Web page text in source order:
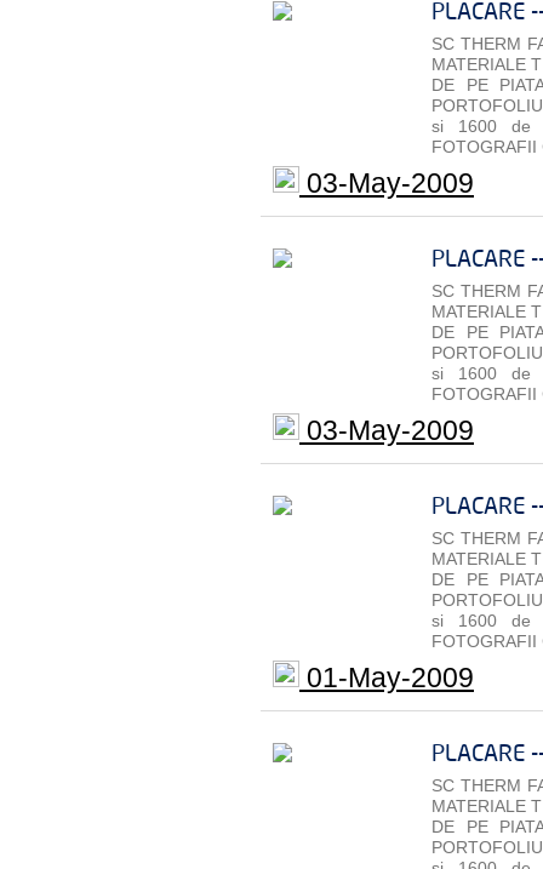
PLACARE
SC THERM
MATERIALE
DE PE
si 1600 de
FOTOGRAFII
03-May-2009
PLACARE
SC THERM
MATERIALE
DE PE
si 1600 de
FOTOGRAFII
03-May-2009
PLACARE
SC THERM
MATERIALE
DE PE
si 1600 de
FOTOGRAFII
01-May-2009
PLACARE
SC THERM
MATERIALE
DE PE